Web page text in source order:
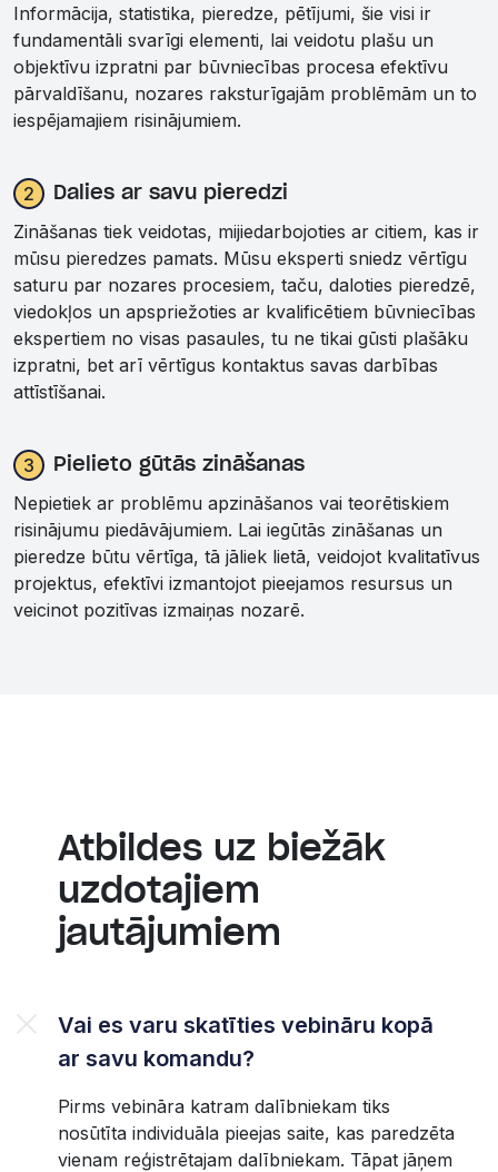
Informācija, statistika, pieredze, pētījumi, šie visi ir
fundamentāli svarīgi elementi, lai veidotu plašu un
objektīvu izpratni par būvniecības procesa efektīvu
pārvaldīšanu, nozares raksturīgajām problēmām un to
iespējamajiem risinājumiem.
2 Dalies ar savu pieredzi
Zināšanas tiek veidotas, mijiedarbojoties ar citiem, kas ir
mūsu pieredzes pamats. Mūsu eksperti sniedz vērtīgu
saturu par nozares procesiem, taču, daloties pieredzē,
viedokļos un apspriežoties ar kvalificētiem būvniecības
ekspertiem no visas pasaules, tu ne tikai gūsti plašāku
izpratni, bet arī vērtīgus kontaktus savas darbības
attīstīšanai.
3 Pielieto gūtās zināšanas
Nepietiek ar problēmu apzināšanos vai teorētiskiem
risinājumu piedāvājumiem. Lai iegūtās zināšanas un
pieredze būtu vērtīga, tā jāliek lietā, veidojot kvalitatīvus
projektus, efektīvi izmantojot pieejamos resursus un
veicinot pozitīvas izmaiņas nozarē.
Atbildes uz biežāk
uzdotajiem
jautājumiem
Vai es varu skatīties vebināru kopā
ar savu komandu?
Pirms vebināra katram dalībniekam tiks
nosūtīta individuāla pieejas saite, kas paredzēta
vienam reģistrētajam dalībniekam. Tāpat jāņem